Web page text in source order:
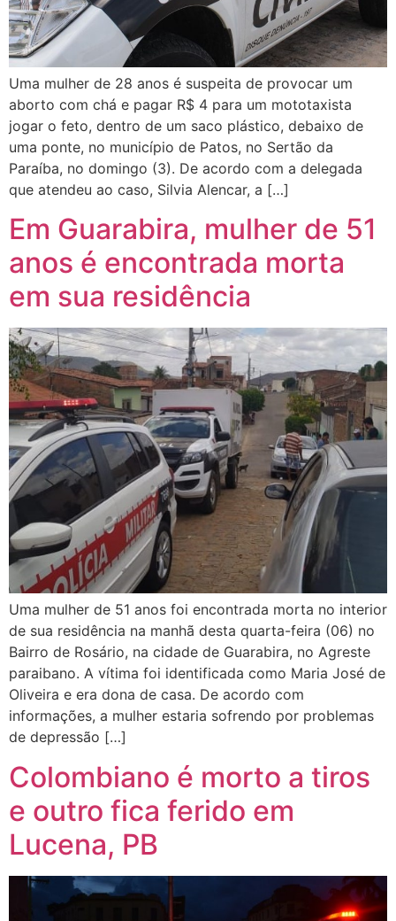
Uma mulher de 28 anos é suspeita de provocar um
aborto com chá e pagar R$ 4 para um mototaxista
jogar o feto, dentro de um saco plástico, debaixo de
uma ponte, no município de Patos, no Sertão da
Paraíba, no domingo (3). De acordo com a delegada
que atendeu ao caso, Silvia Alencar, a […]
Em Guarabira, mulher de 51
anos é encontrada morta
em sua residência
Uma mulher de 51 anos foi encontrada morta no interior
de sua residência na manhã desta quarta-feira (06) no
Bairro de Rosário, na cidade de Guarabira, no Agreste
paraibano. A vítima foi identificada como Maria José de
Oliveira e era dona de casa. De acordo com
informações, a mulher estaria sofrendo por problemas
de depressão […]
Colombiano é morto a tiros
e outro fica ferido em
Lucena, PB